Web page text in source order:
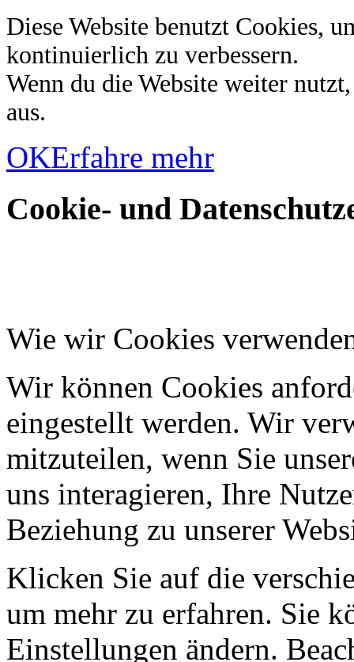
Diese Website benutzt Cookies,
kontinuierlich zu verbessern.
Wenn du die Website weiter
aus.
OKErfahre mehr
Cookie- und
Wie wir Cookies
Wir können Cookies
eingestellt werden. Wir
mitzuteilen, wenn Sie
uns interagieren, Ihre
Beziehung zu unserer
Klicken Sie auf die
um mehr zu erfahren. Sie
Einstellungen ändern.